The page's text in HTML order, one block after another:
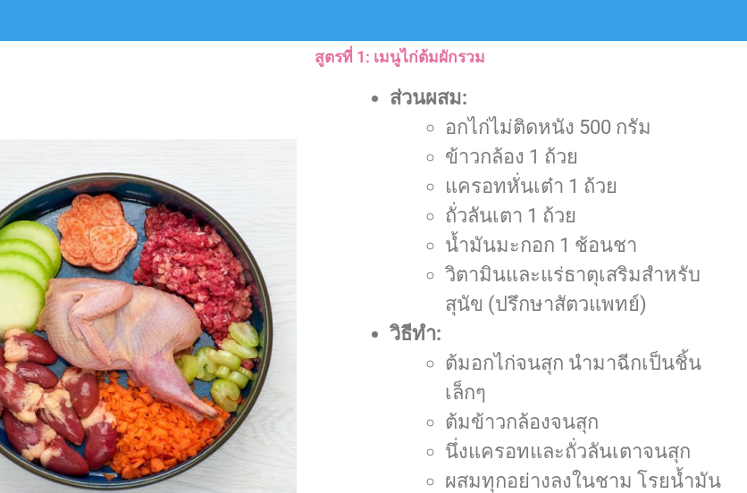
สูตรที่ 1: เมนูไก่ต้มผักรวม
ส่วนผสม:
อกไก่ไม่ติดหนัง 500 กรัม
ข้าวกล้อง 1 ถ้วย
แครอทหั่นเต๋า 1 ถ้วย
ถั่วลันเตา 1 ถ้วย
น้ำมันมะกอก 1 ช้อนชา
วิตามินและแร่ธาตุเสริมสำหรับ
สุนัข (ปรึกษาสัตวแพทย์)
วิธีทำ:
ต้มอกไก่จนสุก นำมาฉีกเป็นชิ้น
เล็กๆ
ต้มข้าวกล้องจนสุก
นึ่งแครอทและถั่วลันเตาจนสุก
ผสมทุกอย่างลงในชาม โรยน้ำมัน